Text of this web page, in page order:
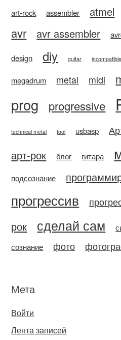
art-rock assembler atmel
avr avr assembler
design diy guitar incompatible
megadrum metal midi
prog progressive
technical metal tool usbasp
арт-рок блог гитара
подсознание
прогрессив
рок сделай сам
сознание
фото
Мета
Войти
Лента записей